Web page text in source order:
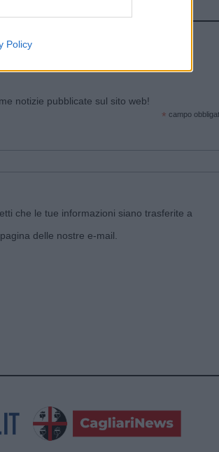
Policy
notizie pubblicate sul sito web!
* campo
che le tue informazioni siano trasferite a
delle nostre e-mail.